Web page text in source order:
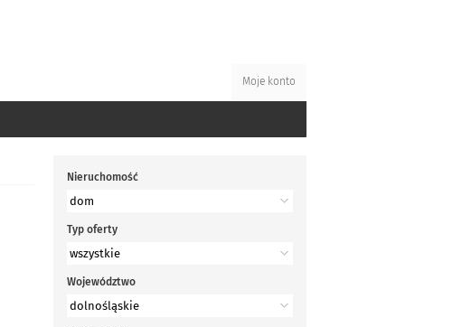
Moje konto
Nieruchomość
Typ oferty
Województwo